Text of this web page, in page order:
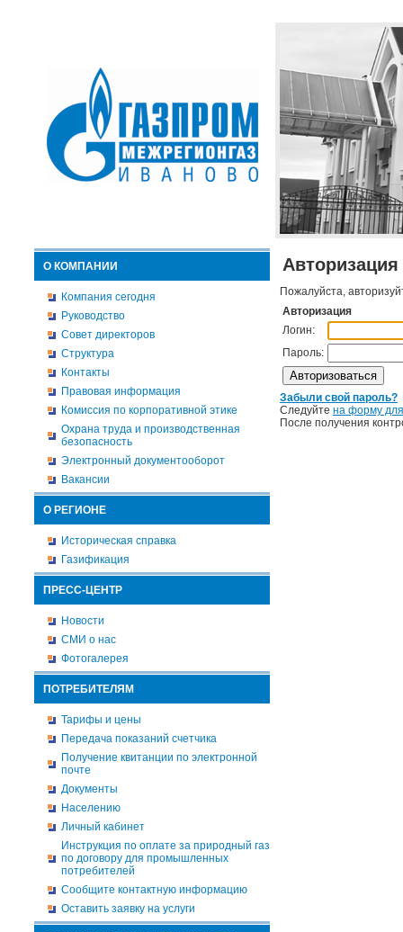
О КОМПАНИИ
Компания сегодня
Руководство
Совет директоров
Структура
Контакты
Правовая информация
Комиссия по корпоративной этике
Охрана труда и производственная
безопасность
Электронный документооборот
Вакансии
О РЕГИОНЕ
Историческая справка
Газификация
ПРЕСС-ЦЕНТР
Новости
СМИ о нас
Фотогалерея
ПОТРЕБИТЕЛЯМ
Тарифы и цены
Передача показаний счетчика
Получение квитанции по электронной
почте
Документы
Населению
Личный кабинет
Инструкция по оплате за природный газ
по договору для промышленных
потребителей
Сообщите контактную информацию
Оставить заявку на услуги
Авторизация
Пожалуйста,
Авторизация
Логин:
Пароль:
Забыли свой пароль?
Следуйте на форму
После получения